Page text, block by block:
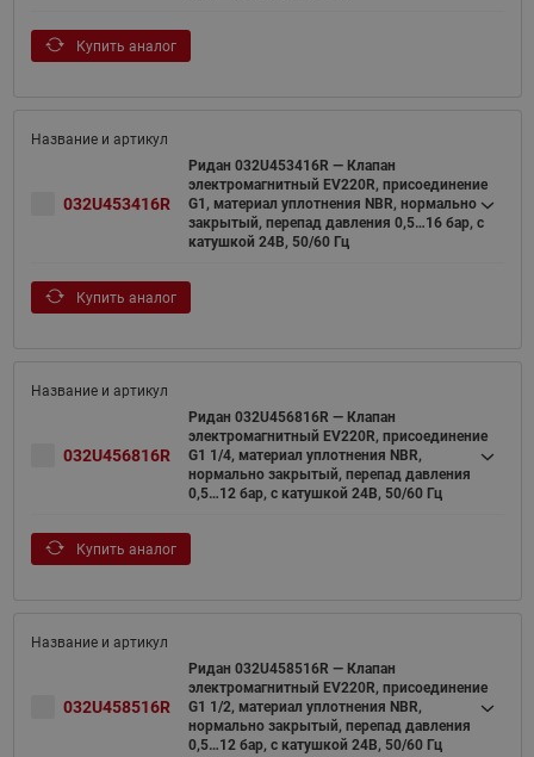
Купить аналог
032U453416R
Ридан 032U453416R — Клапан
электромагнитный EV220R, присоединение
G1, материал уплотнения NBR, нормально
закрытый, перепад давления 0,5…16 бар, с
катушкой 24В, 50/60 Гц
Купить аналог
032U456816R
Ридан 032U456816R — Клапан
электромагнитный EV220R, присоединение
G1 1/4, материал уплотнения NBR,
нормально закрытый, перепад давления
0,5…12 бар, с катушкой 24В, 50/60 Гц
Купить аналог
032U458516R
Ридан 032U458516R — Клапан
электромагнитный EV220R, присоединение
G1 1/2, материал уплотнения NBR,
нормально закрытый, перепад давления
0,5…12 бар, с катушкой 24В, 50/60 Гц